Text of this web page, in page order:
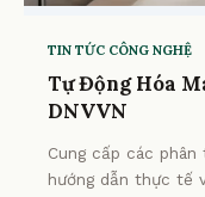
TIN TỨC CÔNG NGHỆ
Tự Động Hóa
DNVVN
Cung cấp các
hướng dẫn thực tế